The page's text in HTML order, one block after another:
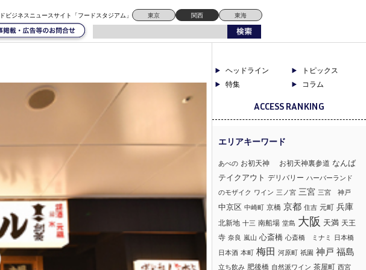
ビジネスニュースサイト「フードスタジアム」 東京 関西 東海
ヘッドライン
トピックス
特集
コラム
ACCESS RANKING
あべの お初天神 お初天神裏参道 なんば
テイクアウト デリバリー ハーバーランド
のモザイク ワイン 三ノ宮 三宮 三宮 神戸
中京区 中崎町 京橋 京都 住吉 元町 兵庫
北新地 十三 南船場 堂島 大阪 天満 天王
寺 奈良 嵐山 心斎橋 心斎橋 ミナミ 日本橋
日本酒 本町 梅田 河原町 祇園 神戸 福島
立ち飲み 肥後橋 自然派ワイン 茶屋町 西宮